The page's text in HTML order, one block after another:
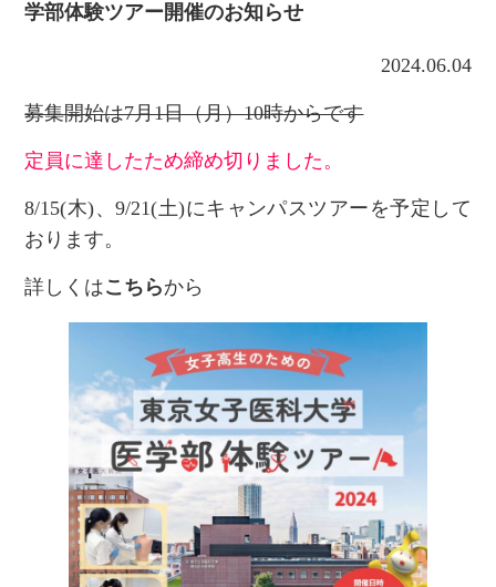
学部体験ツアー開催のお知らせ
2024.06.04
募集開始は7月1日（月）10時からです
定員に達したため締め切りました。
8/15(木)、9/21(土)にキャンパスツアーを予定して
おります。
詳しくはこちらから